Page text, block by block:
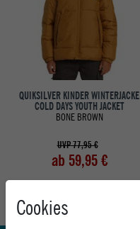
QUIKSILVER KINDER WINTERJACKE
COLD DAYS YOUTH JACKET
BONE BROWN
UVP 77,95 €
ab 59,95 €
Cookies